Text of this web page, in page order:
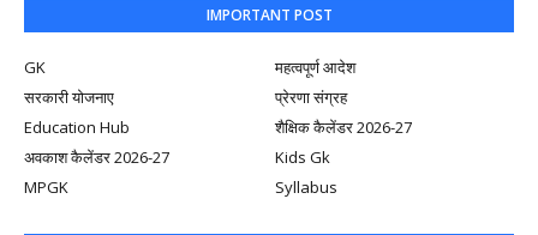
IMPORTANT POST
GK
महत्वपूर्ण आदेश
सरकारी योजनाए
प्रेरणा संग्रह
Education Hub
शैक्षिक कैलेंडर 2026-27
अवकाश कैलेंडर 2026-27
Kids Gk
MPGK
Syllabus